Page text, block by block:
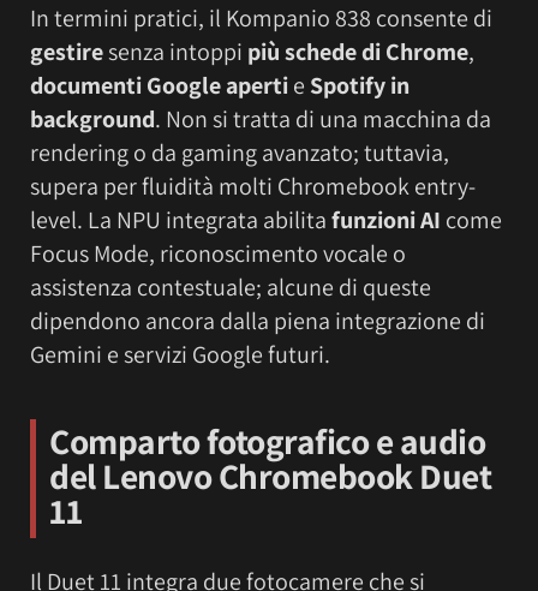
In termini pratici, il Kompanio 838 consente di
gestiresenza intoppi più schede di Chrome,
documenti Google apertie Spotify in
background. Non si tratta di una macchina da
rendering o da gaming avanzato; tuttavia,
supera per fluidità molti Chromebook entry-
level. La NPU integrata abilitafunzioni AI come
Focus Mode, riconoscimento vocale o
assistenza contestuale; alcune di queste
dipendono ancora dalla piena integrazione di
Gemini e servizi Google futuri.
Comparto fotografico e audio
del Lenovo Chromebook Duet
11
Il Duet 11 integra due fotocamere che si